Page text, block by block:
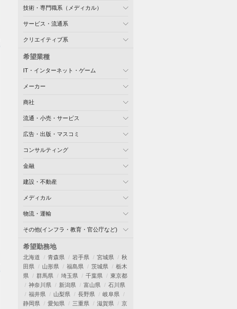
技術・専門職系（メディカル）
サービス・流通系
クリエイティブ系
希望業種
IT・インターネット・ゲーム
メーカー
商社
流通・小売・サービス
広告・出版・マスコミ
コンサルティング
金融
建設・不動産
メディカル
物流・運輸
その他(インフラ・教育・官公庁など)
希望勤務地
北海道 青森県 岩手県 宮城県
秋
田県
山形県 福島県 茨城県
栃木
県
群馬県 埼玉県 千葉県
東京都
神奈川県
新潟県 富山県
石川県
福井県
山梨県 長野県
岐阜県
静岡県
愛知県 三重県 滋賀県
京